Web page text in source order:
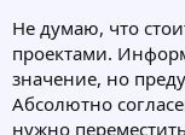
Не думаю, что
проектами.
значение, но
Абсолютно
нужно